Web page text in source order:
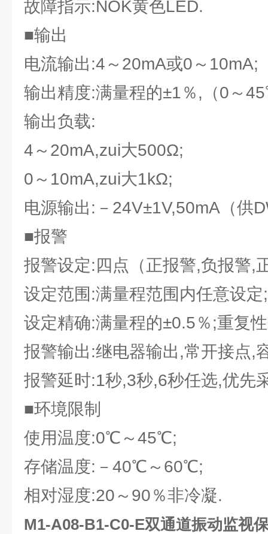
故障指示:NOK黄色LED.
■输出
电流输出:4～20mA或0～10mA;
输出精度:满量程的±1％,（0～
输出负载:
4～20mA,zui大500Ω;
0～10mA,zui大1kΩ;
电源输出:－24V±1V,50mA（供
■报警
报警设定:四点（正报警,负报警,
设定范围:满量程范围内任意设定;
设定精确:满量程的±0.5％;重复
报警输出:继电器输出,常开接点,
报警延时:1秒,3秒,6秒任选,优先
■环境限制
使用温度:0℃～45℃;
存储温度:－40℃～60℃;
相对湿度:20～90％非冷凝.
M1-A08-B1-C0-E双通道振动监视